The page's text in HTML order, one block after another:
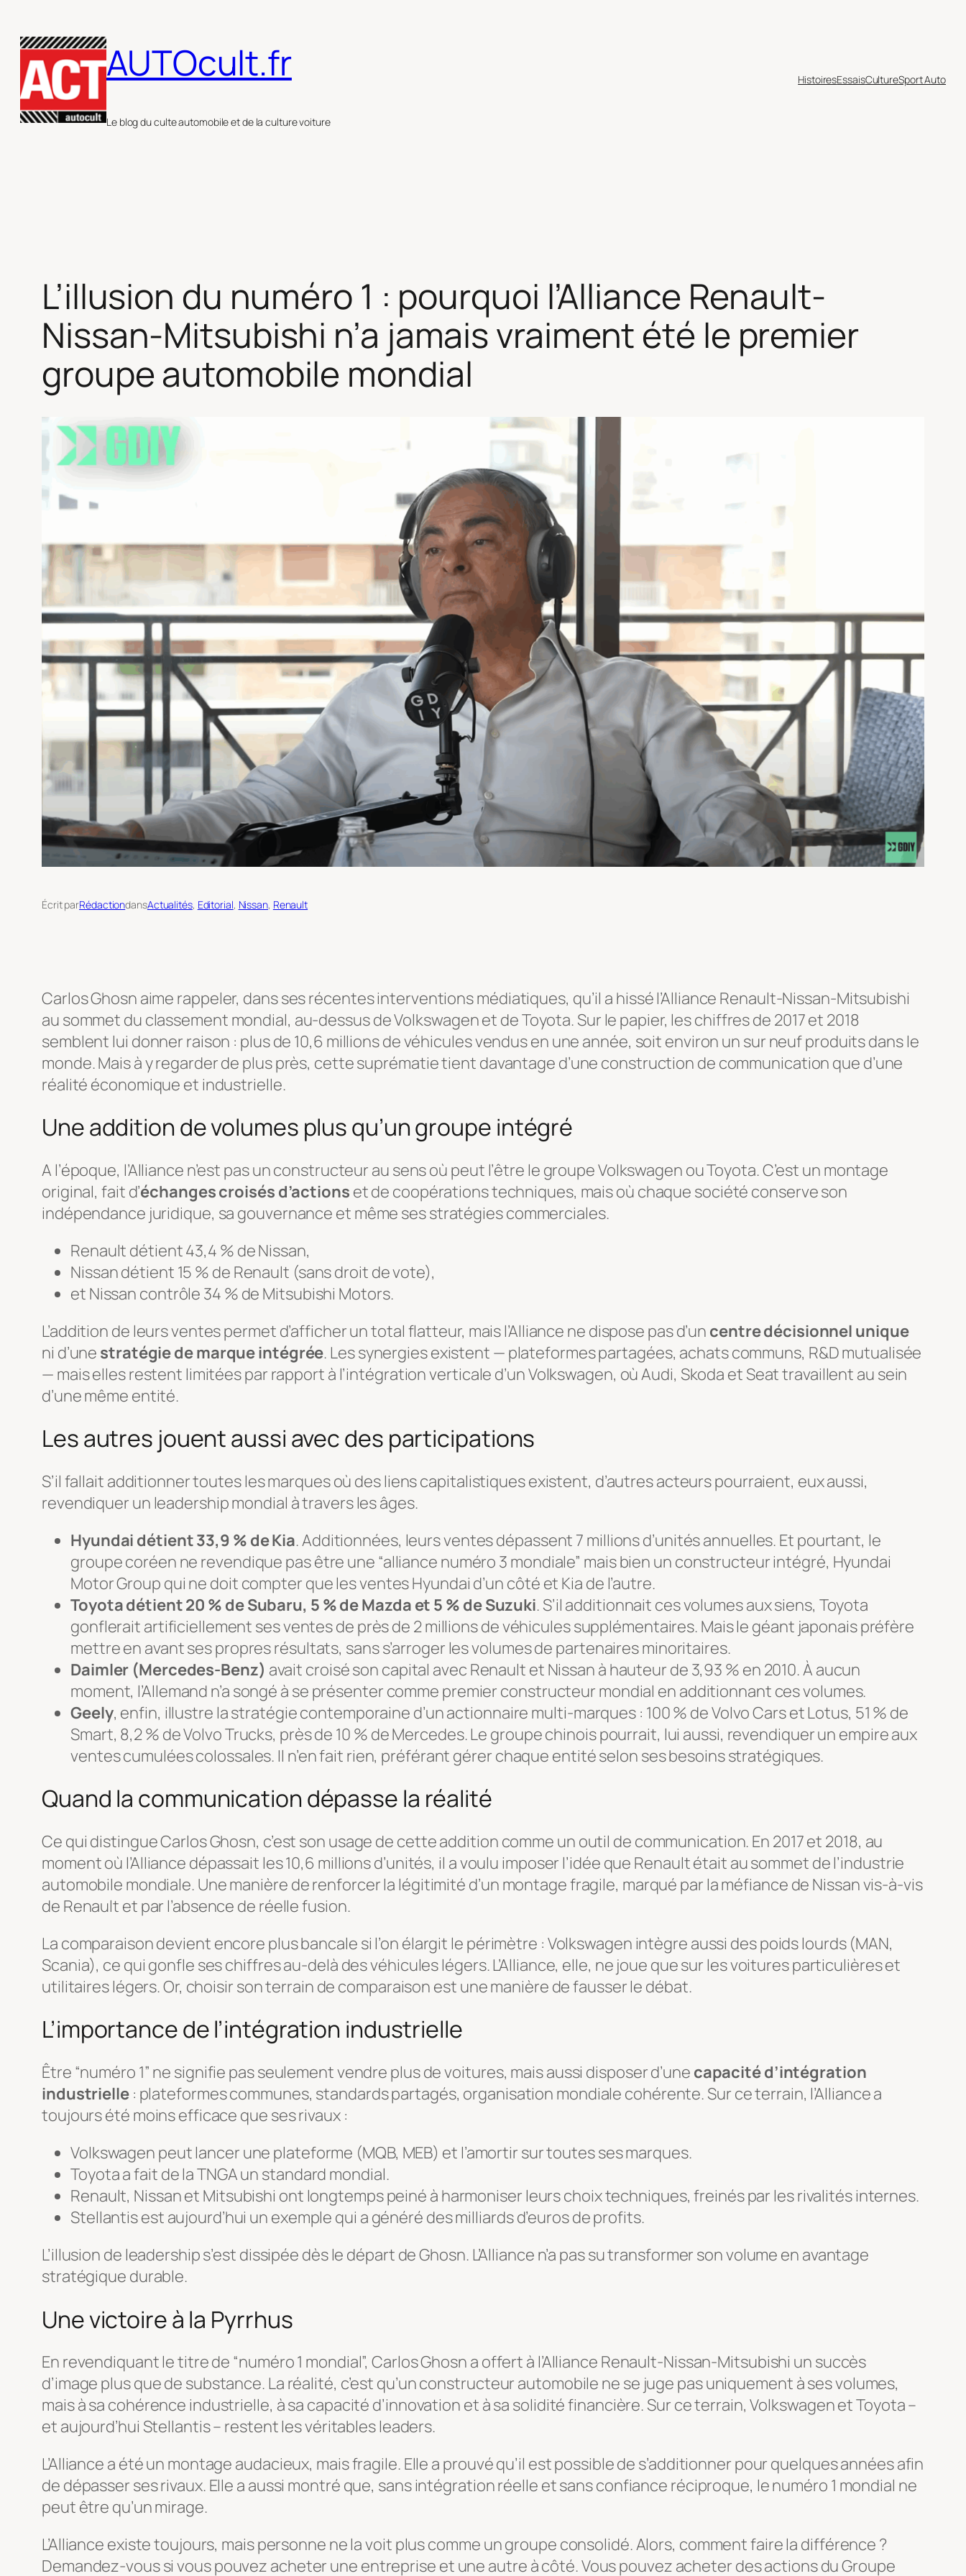
au
contenu
AUTOcult.fr
Le blog du culte automobile et de la culture voiture
HistoiresEssaisCultureSport Auto
L’illusion du numéro 1 : pourquoi l’Alliance Renault-
Nissan-Mitsubishi n’a jamais vraiment été le premier
groupe automobile mondial
Écrit parRédactiondansActualités, Editorial, Nissan, Renault
Carlos Ghosn aime rappeler, dans ses récentes interventions médiatiques, qu’il a hissé l’Alliance Renault-Nissan-Mitsubishi
au sommet du classement mondial, au-dessus de Volkswagen et de Toyota. Sur le papier, les chiffres de 2017 et 2018
semblent lui donner raison : plus de 10,6 millions de véhicules vendus en une année, soit environ un sur neuf produits dans le
monde. Mais à y regarder de plus près, cette suprématie tient davantage d’une construction de communication que d’une
réalité économique et industrielle.
Une addition de volumes plus qu’un groupe intégré
A l’époque, l’Alliance n’est pas un constructeur au sens où peut l’être le groupe Volkswagen ou Toyota. C’est un montage
original, fait d’échanges croisés d’actions et de coopérations techniques, mais où chaque société conserve son
indépendance juridique, sa gouvernance et même ses stratégies commerciales.
Renault détient 43,4 % de Nissan,
Nissan détient 15 % de Renault (sans droit de vote),
et Nissan contrôle 34 % de Mitsubishi Motors.
L’addition de leurs ventes permet d’afficher un total flatteur, mais l’Alliance ne dispose pas d’un centre décisionnel unique
ni d’une stratégie de marque intégrée. Les synergies existent — plateformes partagées, achats communs, R&D mutualisée
— mais elles restent limitées par rapport à l’intégration verticale d’un Volkswagen, où Audi, Skoda et Seat travaillent au sein
d’une même entité.
Les autres jouent aussi avec des participations
S’il fallait additionner toutes les marques où des liens capitalistiques existent, d’autres acteurs pourraient, eux aussi,
revendiquer un leadership mondial à travers les âges.
Hyundai détient 33,9 % de Kia. Additionnées, leurs ventes dépassent 7 millions d’unités annuelles. Et pourtant, le
groupe coréen ne revendique pas être une “alliance numéro 3 mondiale” mais bien un constructeur intégré, Hyundai
Motor Group qui ne doit compter que les ventes Hyundai d’un côté et Kia de l’autre.
Toyota détient 20 % de Subaru, 5 % de Mazda et 5 % de Suzuki. S’il additionnait ces volumes aux siens, Toyota
gonflerait artificiellement ses ventes de près de 2 millions de véhicules supplémentaires. Mais le géant japonais préfère
mettre en avant ses propres résultats, sans s’arroger les volumes de partenaires minoritaires.
Daimler (Mercedes-Benz) avait croisé son capital avec Renault et Nissan à hauteur de 3,93 % en 2010. À aucun
moment, l’Allemand n’a songé à se présenter comme premier constructeur mondial en additionnant ces volumes.
Geely, enfin, illustre la stratégie contemporaine d’un actionnaire multi-marques : 100 % de Volvo Cars et Lotus, 51 % de
Smart, 8,2 % de Volvo Trucks, près de 10 % de Mercedes. Le groupe chinois pourrait, lui aussi, revendiquer un empire aux
ventes cumulées colossales. Il n’en fait rien, préférant gérer chaque entité selon ses besoins stratégiques.
Quand la communication dépasse la réalité
Ce qui distingue Carlos Ghosn, c’est son usage de cette addition comme un outil de communication. En 2017 et 2018, au
moment où l’Alliance dépassait les 10,6 millions d’unités, il a voulu imposer l’idée que Renault était au sommet de l’industrie
automobile mondiale. Une manière de renforcer la légitimité d’un montage fragile, marqué par la méfiance de Nissan vis-à-vis
de Renault et par l’absence de réelle fusion.
La comparaison devient encore plus bancale si l’on élargit le périmètre : Volkswagen intègre aussi des poids lourds (MAN,
Scania), ce qui gonfle ses chiffres au-delà des véhicules légers. L’Alliance, elle, ne joue que sur les voitures particulières et
utilitaires légers. Or, choisir son terrain de comparaison est une manière de fausser le débat.
L’importance de l’intégration industrielle
Être “numéro 1” ne signifie pas seulement vendre plus de voitures, mais aussi disposer d’une capacité d’intégration
industrielle: plateformes communes, standards partagés, organisation mondiale cohérente. Sur ce terrain, l’Alliance a
toujours été moins efficace que ses rivaux :
Volkswagen peut lancer une plateforme (MQB, MEB) et l’amortir sur toutes ses marques.
Toyota a fait de la TNGA un standard mondial.
Renault, Nissan et Mitsubishi ont longtemps peiné à harmoniser leurs choix techniques, freinés par les rivalités internes.
Stellantis est aujourd’hui un exemple qui a généré des milliards d’euros de profits.
L’illusion de leadership s’est dissipée dès le départ de Ghosn. L’Alliance n’a pas su transformer son volume en avantage
stratégique durable.
Une victoire à la Pyrrhus
En revendiquant le titre de “numéro 1 mondial”, Carlos Ghosn a offert à l’Alliance Renault-Nissan-Mitsubishi un succès
d’image plus que de substance. La réalité, c’est qu’un constructeur automobile ne se juge pas uniquement à ses volumes,
mais à sa cohérence industrielle, à sa capacité d’innovation et à sa solidité financière. Sur ce terrain, Volkswagen et Toyota –
et aujourd’hui Stellantis – restent les véritables leaders.
L’Alliance a été un montage audacieux, mais fragile. Elle a prouvé qu’il est possible de s’additionner pour quelques années afin
de dépasser ses rivaux. Elle a aussi montré que, sans intégration réelle et sans confiance réciproque, le numéro 1 mondial ne
peut être qu’un mirage.
L’Alliance existe toujours, mais personne ne la voit plus comme un groupe consolidé. Alors, comment faire la différence ?
Demandez-vous si vous pouvez acheter une entreprise et une autre à côté. Vous pouvez acheter des actions du Groupe